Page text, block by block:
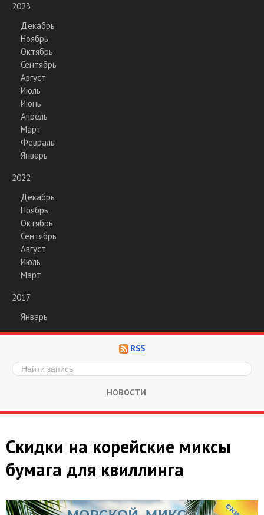
2023
Декабрь
Ноябрь
Октябрь
Сентябрь
Август
Июль
Июнь
Апрель
Март
Февраль
Январь
2022
Декабрь
Ноябрь
Октябрь
Сентябрь
Август
Июль
Март
2017
Январь
RSS
НОВОСТИ
Скидки на корейские миксы
бумага для квиллинга